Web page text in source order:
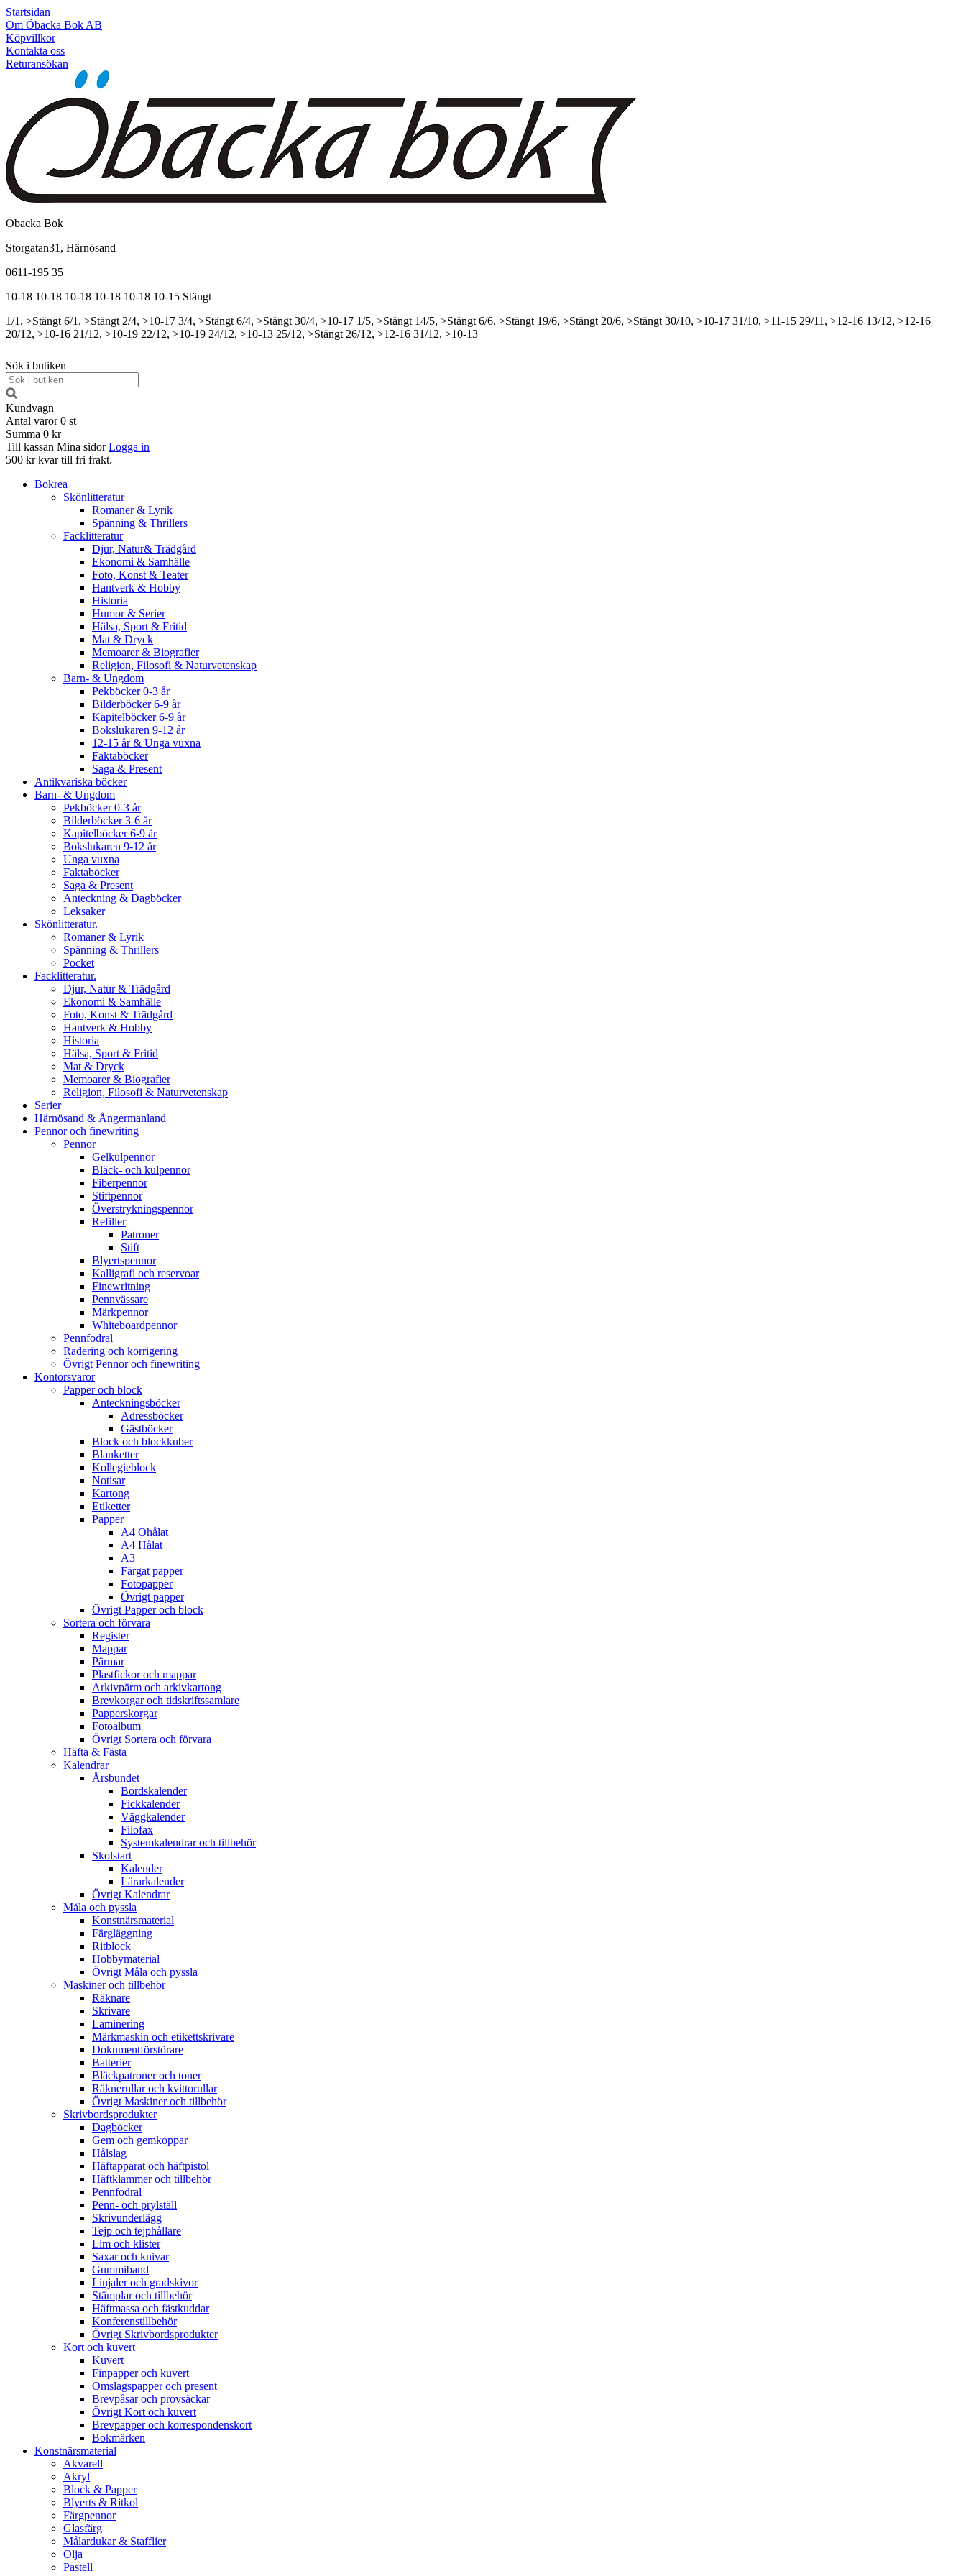
Startsidan
Om Öbacka Bok AB
Köpvillkor
Kontakta oss
Returansökan
Öbacka Bok
Storgatan31, Härnösand
0611-195 35
10-18 10-18 10-18 10-18 10-18 10-15 Stängt
1/1, >Stängt 6/1, >Stängt 2/4, >10-17 3/4, >Stängt 6/4, >Stängt 30/4, >10-17 1/5, >Stängt 14/5, >Stängt 6/6, >Stängt 19/6, >Stängt 20/6, >Stängt 30/10, >10-17 31/10, >11-15 29/11, >12-16 13/12, >12-16
20/12, >10-16 21/12, >10-19 22/12, >10-19 24/12, >10-13 25/12, >Stängt 26/12, >12-16 31/12, >10-13
Sök i butiken
Kundvagn
Antal varor 0 st
Summa 0 kr
Till kassan Mina sidor Logga in
500 kr kvar till fri frakt.
Bokrea
Skönlitteratur
Romaner & Lyrik
Spänning & Thrillers
Facklitteratur
Djur, Natur& Trädgård
Ekonomi & Samhälle
Foto, Konst & Teater
Hantverk & Hobby
Historia
Humor & Serier
Hälsa, Sport & Fritid
Mat & Dryck
Memoarer & Biografier
Religion, Filosofi & Naturvetenskap
Barn- & Ungdom
Pekböcker 0-3 år
Bilderböcker 6-9 år
Kapitelböcker 6-9 år
Bokslukaren 9-12 år
12-15 år & Unga vuxna
Faktaböcker
Saga & Present
Antikvariska böcker
Barn- & Ungdom
Pekböcker 0-3 år
Bilderböcker 3-6 år
Kapitelböcker 6-9 år
Bokslukaren 9-12 år
Unga vuxna
Faktaböcker
Saga & Present
Anteckning & Dagböcker
Leksaker
Skönlitteratur.
Romaner & Lyrik
Spänning & Thrillers
Pocket
Facklitteratur.
Djur, Natur & Trädgård
Ekonomi & Samhälle
Foto, Konst & Trädgård
Hantverk & Hobby
Historia
Hälsa, Sport & Fritid
Mat & Dryck
Memoarer & Biografier
Religion, Filosofi & Naturvetenskap
Serier
Härnösand & Ångermanland
Pennor och finewriting
Pennor
Gelkulpennor
Bläck- och kulpennor
Fiberpennor
Stiftpennor
Överstrykningspennor
Refiller
Patroner
Stift
Blyertspennor
Kalligrafi och reservoar
Finewritning
Pennvässare
Märkpennor
Whiteboardpennor
Pennfodral
Radering och korrigering
Övrigt Pennor och finewriting
Kontorsvaror
Papper och block
Anteckningsböcker
Adressböcker
Gästböcker
Block och blockkuber
Blanketter
Kollegieblock
Notisar
Kartong
Etiketter
Papper
A4 Ohålat
A4 Hålat
A3
Färgat papper
Fotopapper
Övrigt papper
Övrigt Papper och block
Sortera och förvara
Register
Mappar
Pärmar
Plastfickor och mappar
Arkivpärm och arkivkartong
Brevkorgar och tidskriftssamlare
Papperskorgar
Fotoalbum
Övrigt Sortera och förvara
Häfta & Fästa
Kalendrar
Årsbundet
Bordskalender
Fickkalender
Väggkalender
Filofax
Systemkalendrar och tillbehör
Skolstart
Kalender
Lärarkalender
Övrigt Kalendrar
Måla och pyssla
Konstnärsmaterial
Färgläggning
Ritblock
Hobbymaterial
Övrigt Måla och pyssla
Maskiner och tillbehör
Räknare
Skrivare
Laminering
Märkmaskin och etikettskrivare
Dokumentförstörare
Batterier
Bläckpatroner och toner
Räknerullar och kvittorullar
Övrigt Maskiner och tillbehör
Skrivbordsprodukter
Dagböcker
Gem och gemkoppar
Hålslag
Häftapparat och häftpistol
Häftklammer och tillbehör
Pennfodral
Penn- och prylställ
Skrivunderlägg
Tejp och tejphållare
Lim och klister
Saxar och knivar
Gummiband
Linjaler och gradskivor
Stämplar och tillbehör
Häftmassa och fästkuddar
Konferenstillbehör
Övrigt Skrivbordsprodukter
Kort och kuvert
Kuvert
Finpapper och kuvert
Omslagspapper och present
Brevpåsar och provsäckar
Övrigt Kort och kuvert
Brevpapper och korrespondenskort
Bokmärken
Konstnärsmaterial
Akvarell
Akryl
Block & Papper
Blyerts & Ritkol
Färgpennor
Glasfärg
Målardukar & Stafflier
Olja
Pastell